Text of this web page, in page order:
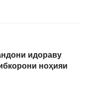
идораву
ноҳияи